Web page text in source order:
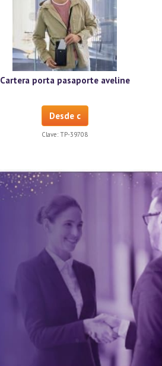
Cartera porta pasaporte aveline
Desde c
Clave:TP-39708